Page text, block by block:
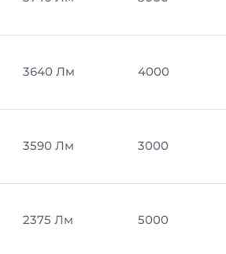
3640 Лм 4000
3590 Лм 3000
2375 Лм 5000